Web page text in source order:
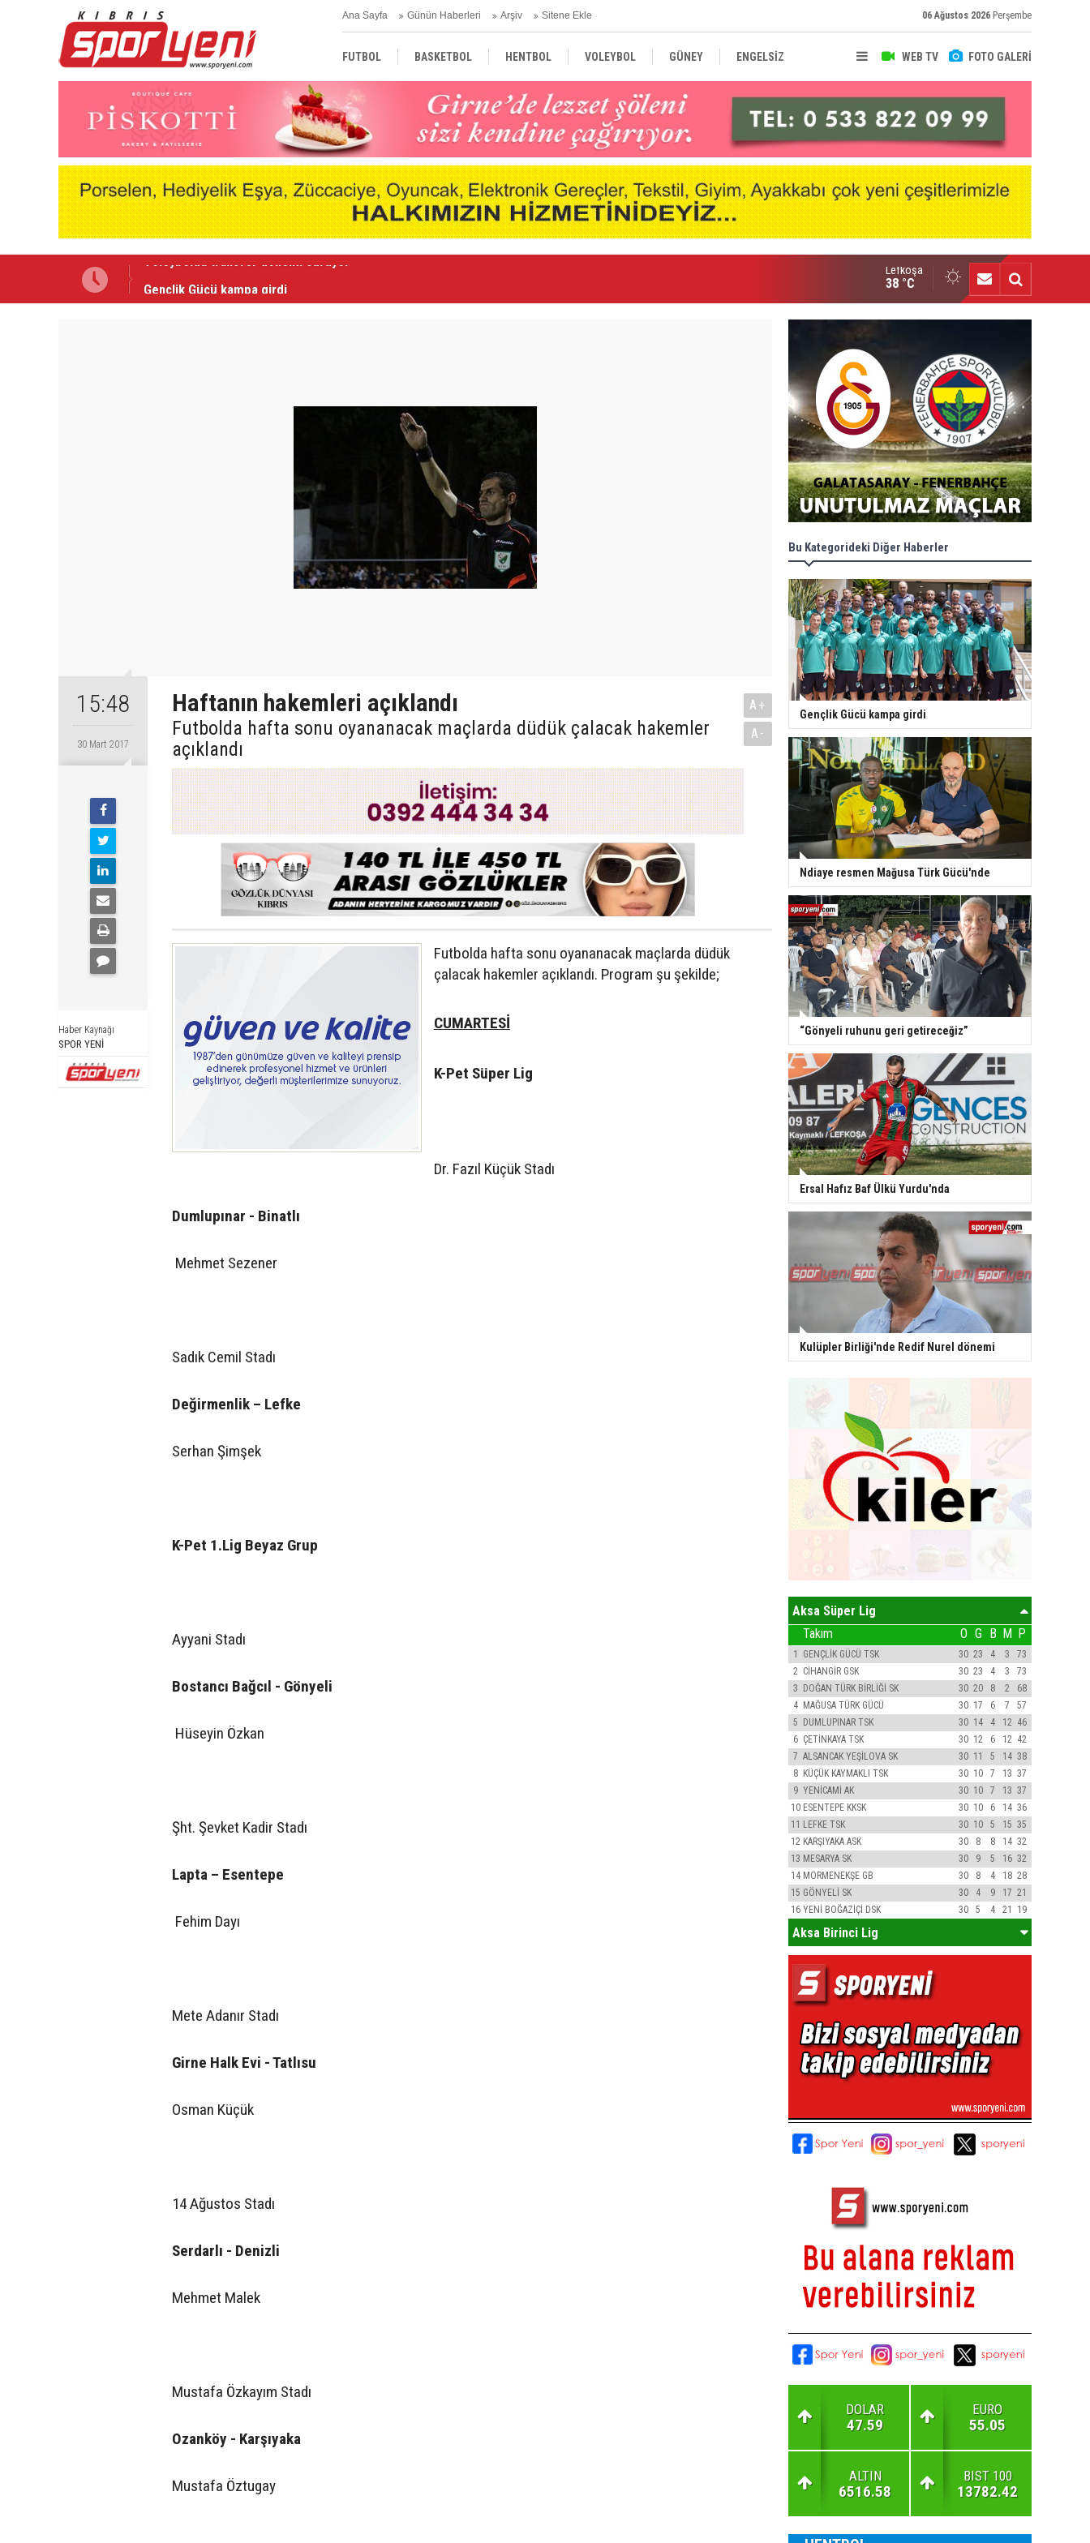
Ana Sayfa Günün Haberleri Arşiv Sitene Ekle 06 Ağustos 2026 Perşembe
WEB TV FOTO GALERİ
FUTBOL BASKETBOL HENTBOL VOLEYBOL GÜNEY ENGELSİZ
TÜRKİYE AVRUPA DÜNYA
Ndiaye resmen Mağusa Türk Gücü'nde
Lefkoşa
38 °C
15:48
30 Mart 2017
Haber Kaynağı
SPOR YENİ
Haftanın hakemleri açıklandı
Futbolda hafta sonu oyananacak maçlarda düdük çalacak hakemler
açıklandı
A+
A-
Futbolda hafta sonu oyananacak maçlarda düdük
çalacak hakemler açıklandı. Program şu şekilde;
CUMARTESİ
K-Pet Süper Lig
Dr. Fazıl Küçük Stadı
Dumlupınar - Binatlı
Mehmet Sezener
Sadık Cemil Stadı
Değirmenlik – Lefke
Serhan Şimşek
K-Pet 1.Lig Beyaz Grup
Ayyani Stadı
Bostancı Bağcıl - Gönyeli
Hüseyin Özkan
Şht. Şevket Kadir Stadı
Lapta – Esentepe
Fehim Dayı
Mete Adanır Stadı
Girne Halk Evi - Tatlısu
Osman Küçük
14 Ağustos Stadı
Serdarlı - Denizli
Mehmet Malek
Mustafa Özkayım Stadı
Ozanköy - Karşıyaka
Mustafa Öztugay
Bu Kategorideki Diğer Haberler
Gençlik Gücü kampa girdi
Ndiaye resmen Mağusa Türk Gücü'nde
“Gönyeli ruhunu geri getireceğiz”
Ersal Hafız Baf Ülkü Yurdu'nda
Kulüpler Birliği'nde Redif Nurel dönemi
Aksa Süper Lig
Takım O G B M P
1 GENÇLİK GÜCÜ TSK 30 23 4 3
73
2 CİHANGİR GSK 30 23 4 3
73
3 DOĞAN TÜRK BİRLİĞİ SK 30 20 8 2
68
4 MAĞUSA TÜRK GÜCÜ 30 17 6 7
57
5 DUMLUPINAR TSK 30 14 4 12 46
6 ÇETİNKAYA TSK 30 12 6 12 42
7 ALSANCAK YEŞİLOVA SK 30 11 5 14 38
8 KÜÇÜK KAYMAKLI TSK 30 10 7 13 37
9 YENİCAMİ AK 30 10 7 13 37
10 ESENTEPE KKSK 30 10 6 14 36
11 LEFKE TSK 30 10 5 15 35
12 KARŞIYAKA ASK 30 8 8 14 32
13 MESARYA SK 30 9 5 16 32
14 MORMENEKŞE GB 30 8 4 18 28
15 GÖNYELİ SK 30 4 9 17 21
16 YENİ BOĞAZİÇİ DSK 30 5 4 21 19
Aksa Birinci Lig
DOLAR
47.59
EURO
55.05
ALTIN
6516.58
BIST 100
13782.42